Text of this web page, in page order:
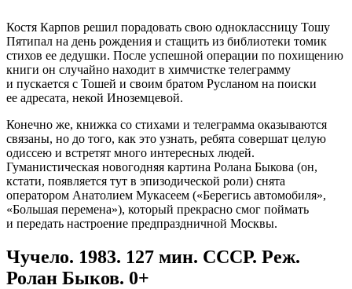
Костя Карпов решил порадовать свою одноклассницу Тошу
Пятипал на день рождения и стащить из библиотеки томик
стихов ее дедушки. После успешной операции по похищению
книги он случайно находит в химчистке телеграмму
и пускается с Тошей и своим братом Русланом на поиски
ее адресата, некой Иноземцевой.
Конечно же, книжка со стихами и телеграмма оказываются
связаны, но до того, как это узнать, ребята совершат целую
одиссею и встретят много интересных людей.
Гуманистическая новогодняя картина Ролана Быкова (он,
кстати, появляется тут в эпизодической роли) снята
оператором Анатолием Мукасеем («Берегись автомобиля»,
«Большая перемена»), который прекрасно смог поймать
и передать настроение предпраздничной Москвы.
Чучело. 1983. 127 мин. СССР. Реж.
Ролан Быков. 0+